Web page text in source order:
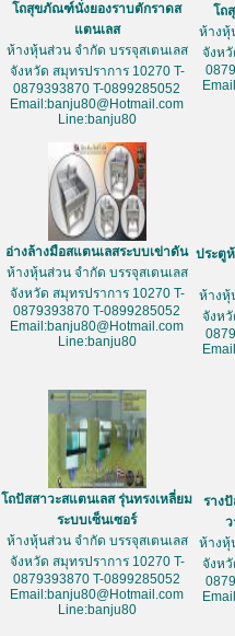
โถสุขภัณฑ์นั่งยองราบตักราดส
แตนเลส
ห้างหุ้นส่วน จำกัด บรรจุสเตนเลส
จังหวัด สมุทรปราการ 10270 T-
0879393870 T-0899285052
Email:banju80@Hotmail.com
Line:banju80
โถ
ห้างหุ้
จังห
อ่างล้างมือสแตนเลสระบบเข่าดัน
ห้างหุ้นส่วน จำกัด บรรจุสเตนเลส
จังหวัด สมุทรปราการ 10270 T-
0879393870 T-0899285052
Email:banju80@Hotmail.com
Line:banju80
ประตู
ห้างหุ้
จังห
โถปัสสาวะสแตนเลส รุ่นทรงเหลี่ยม
ระบบเซ็นเซอร์
ห้างหุ้นส่วน จำกัด บรรจุสเตนเลส
จังหวัด สมุทรปราการ 10270 T-
0879393870 T-0899285052
Email:banju80@Hotmail.com
Line:banju80
ราง
ห้างหุ้
จังห